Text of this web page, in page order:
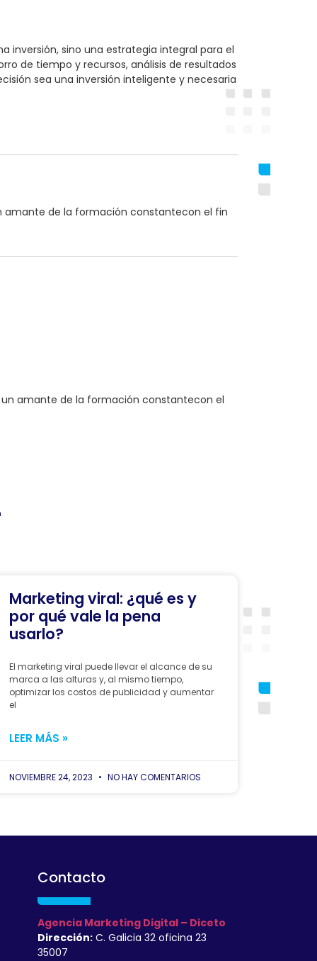
inversión, sino una estrategia integral para el
de tiempo y recursos, análisis de resultados
sea una inversión inteligente y necesaria
amante de la formación constantecon el fin
un amante de la formación constantecon el
Marketing viral: ¿qué es y
por qué vale la pena
usarlo?
El marketing viral puede llevar el alcance de su
marca a las alturas y, al mismo tiempo,
optimizar los costos de publicidad y aumentar
el
LEER MÁS »
NOVIEMBRE 24, 2023 NO HAY COMENTARIOS
Contacto
Agencia Marketing Digital – Diceto
Dirección:C. Galicia 32 oficina 23
35007